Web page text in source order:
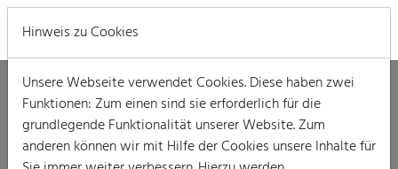
Hinweis zu Cookies
Unsere Webseite verwendet Cookies. Diese haben zwei
Funktionen: Zum einen sind sie erforderlich für die
grundlegende Funktionalität unserer Website. Zum
anderen können wir mit Hilfe der Cookies unsere Inhalte für